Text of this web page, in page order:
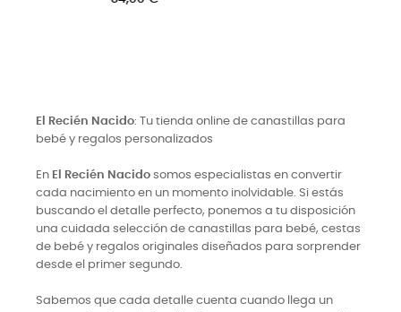
El Recién Nacido: Tu tienda online de canastillas para
bebé y regalos personalizados
En El Recién Nacido somos especialistas en convertir
cada nacimiento en un momento inolvidable. Si estás
buscando el detalle perfecto, ponemos a tu disposición
una cuidada selección de canastillas para bebé, cestas
de bebé y regalos originales diseñados para sorprender
desde el primer segundo.
Sabemos que cada detalle cuenta cuando llega un